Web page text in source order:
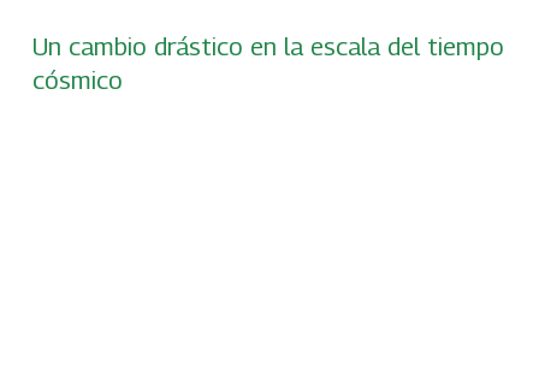
Un cambio drástico en la escala del tiempo
cósmico